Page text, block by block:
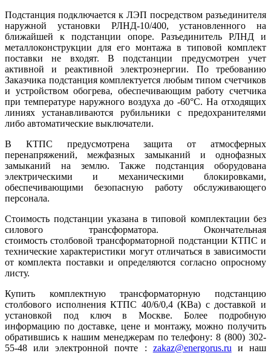
Подстанция подключается к ЛЭП посредством разъединителя
наружной установки РЛНД-10/400, установленного на
ближайшей к подстанции опоре. Разъединитель РЛНД и
металлоконструкции для его монтажа в типовой комплект
поставки не входят. В подстанции предусмотрен учет
активной и реактивной электроэнергии. По требованию
Заказчика подстанция комплектуется любым типом счетчиков
и устройством обогрева, обеспечивающим работу счетчика
при температуре наружного воздуха до -60°С. На отходящих
линиях устанавливаются рубильники с предохранителями
либо автоматические выключатели.
В КТПС предусмотрена защита от атмосферных
перенапряжений, межфазных замыканий и однофазных
замыканий на землю.Также подстанция оборудована
электрическими и механическими блокировками,
обеспечивающими безопасную работу обслуживающего
персонала.
Стоимость подстанции указана в типовой комплектации без
силового трансформатора. Окончательная
стоимостьстолбовой трансформаторной подстанции КТПС и
технические характеристики могут отличаться в зависимости
от комплекта поставки и определяются согласно опросному
листу.
Купить комплектную трансформаторную подстанцию
столбового исполнения КТПС 40/6/0,4 (КВа) с доставкой и
установкой под ключ в Москве. Более подробную
информацию по доставке, цене и монтажу, можно получить
обратившись к нашим менеджерам по телефону: 8 (800) 302-
55-48 или электронной почте : zakaz@energorus.ru и наш